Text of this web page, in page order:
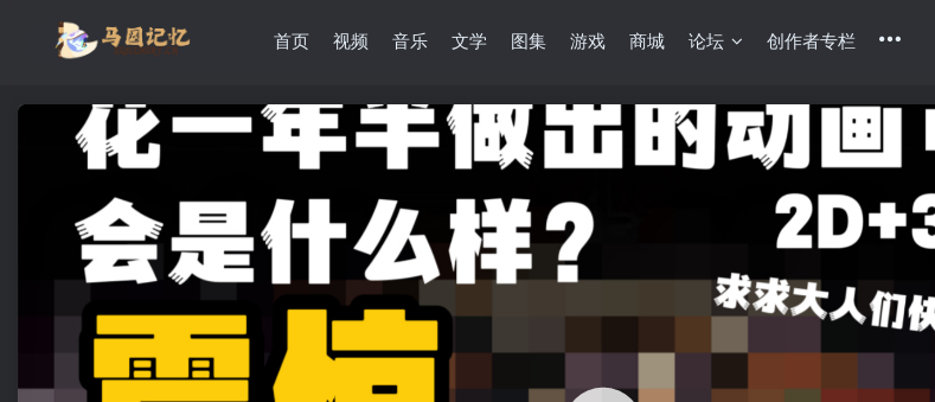
首页 视频 音乐 文学 图集 游戏 商城 论坛 创作者专栏